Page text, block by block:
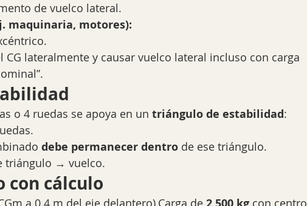
de vuelco lateral.
maquinaria, motores):
CG lateralmente y causar vuelco lateral incluso con carga
o 4 ruedas se apoya en un triángulo de estabilidad:
debe permanecer dentro de ese triángulo.
triángulo → vuelco.
con cálculo
a 0.4 m del eje delantero).Carga de
con centro